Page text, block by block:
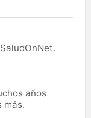
años
más.